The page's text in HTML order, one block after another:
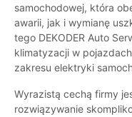
samochodowej, która
awarii, jak i wymianę
tego DEKODER Auto
klimatyzacji w
zakresu elektryki
Wyrazistą cechą firmy
rozwiązywanie